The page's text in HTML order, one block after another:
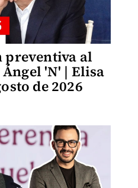
al
'N' | Elisa
de 2026